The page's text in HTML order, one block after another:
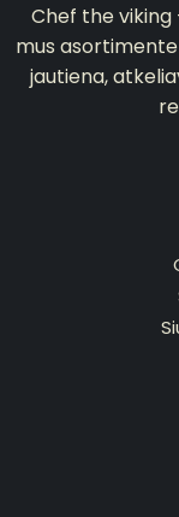
Chef the viking
mus
jautiena,